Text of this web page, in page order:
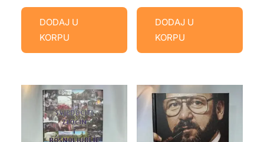
DODAJ U
KORPU
DODAJ U
KORPU